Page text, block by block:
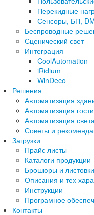
Перекидные
Сенсоры, БП,
Беспроводные
Сценический свет
Интеграция
CoolAutomation
iRidium
WinDeco
Решения
Автоматизация
Автоматизация
Автоматизация света
Советы и
Загрузки
Прайс листы
Каталоги продукции
Брошюры и листовки
Описания и тех
Инструкции
Програмное
Контакты